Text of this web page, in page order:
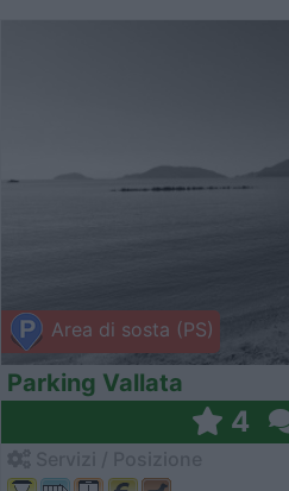
Area di sosta (PS)
Parking Vallata
4